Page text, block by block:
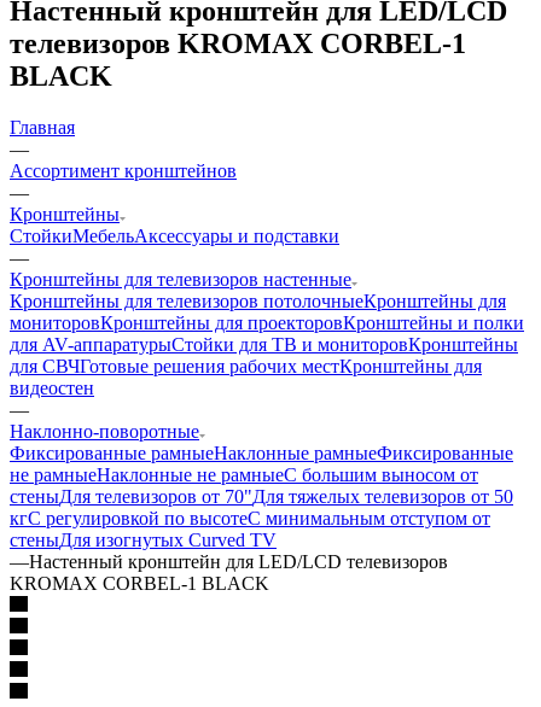
Настенный кронштейн для LED/LCD
телевизоров KROMAX CORBEL-1
BLACK
Главная
—
Ассортимент кронштейнов
—
Кронштейны
СтойкиМебельАксессуары и подставки
—
Кронштейны для телевизоров настенные
Кронштейны для телевизоров потолочныеКронштейны для
мониторовКронштейны для проекторовКронштейны и полки
для AV-аппаратурыСтойки для ТВ и мониторовКронштейны
для СВЧГотовые решения рабочих местКронштейны для
видеостен
—
Наклонно-поворотные
Фиксированные рамныеНаклонные рамныеФиксированные
не рамныеНаклонные не рамныеС большим выносом от
стеныДля телевизоров от 70"Для тяжелых телевизоров от 50
кгС регулировкой по высотеС минимальным отступом от
стеныДля изогнутых Curved TV
—Настенный кронштейн для LED/LCD телевизоров
KROMAX CORBEL-1 BLACK